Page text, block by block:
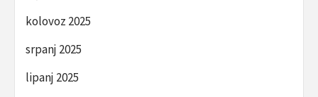
kolovoz 2025
srpanj 2025
lipanj 2025